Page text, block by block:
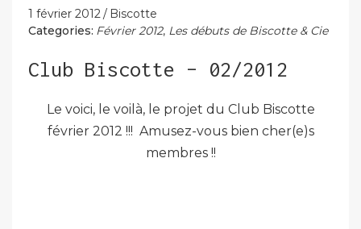
1 février 2012
Biscotte
Categories: Février 2012, Les débuts de Biscotte & Cie
Club Biscotte – 02/2012
Le voici, le voilà, le projet du Club Biscotte
février 2012 !!! Amusez-vous bien cher(e)s
membres !!